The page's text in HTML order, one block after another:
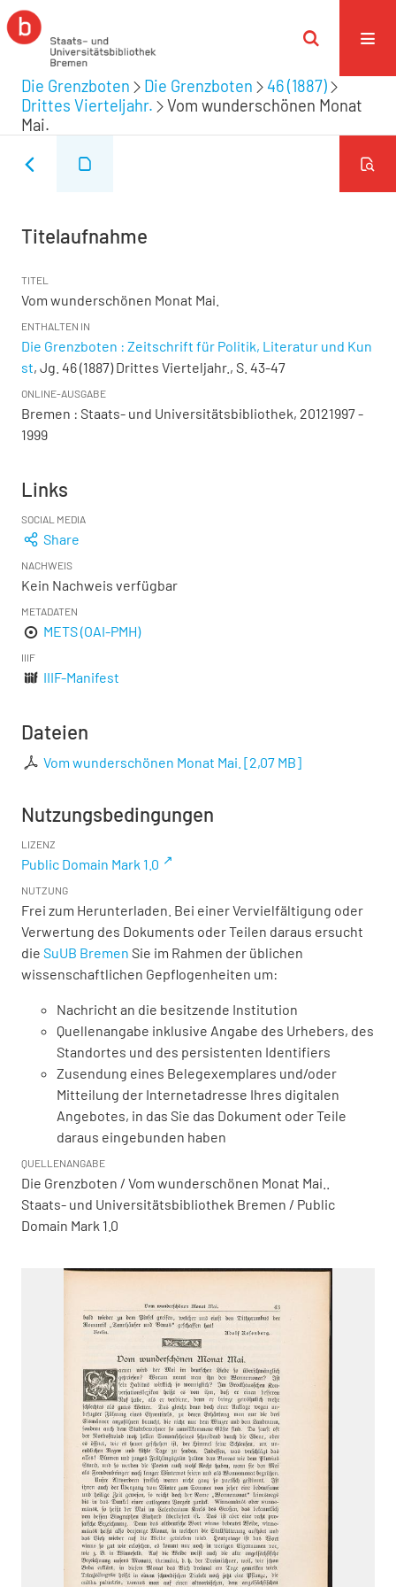
Die Grenzboten Die Grenzboten
46 (1887)
Drittes Vierteljahr.
Vom wunderschönen Monat
Mai.
Titelaufnahme
TITEL
Vom wunderschönen Monat Mai.
ENTHALTEN IN
Die Grenzboten : Zeitschrift für Politik, Literatur und Kun
st, Jg. 46 (1887) Drittes Vierteljahr., S. 43-47
ONLINE-AUSGABE
Bremen : Staats- und Universitätsbibliothek, 20121997 -
1999
Links
SOCIAL MEDIA
Share
NACHWEIS
Kein Nachweis verfügbar
METADATEN
METS (OAI-PMH)
IIIF
IIIF-Manifest
Dateien
Vom wunderschönen Monat Mai. [2,07 MB]
Nutzungsbedingungen
LIZENZ
Public Domain Mark 1.0
NUTZUNG
Frei zum Herunterladen. Bei einer Vervielfältigung oder
Verwertung des Dokuments oder Teilen daraus ersucht
die SuUB Bremen Sie im Rahmen der üblichen
wissenschaftlichen Gepflogenheiten um:
Nachricht an die besitzende Institution
Quellenangabe inklusive Angabe des Urhebers, des
Standortes und des persistenten Identifiers
Zusendung eines Belegexemplares und/oder
Mitteilung der Internetadresse Ihres digitalen
Angebotes, in das Sie das Dokument oder Teile
daraus eingebunden haben
QUELLENANGABE
Die Grenzboten / Vom wunderschönen Monat Mai..
Staats- und Universitätsbibliothek Bremen / Public
Domain Mark 1.0